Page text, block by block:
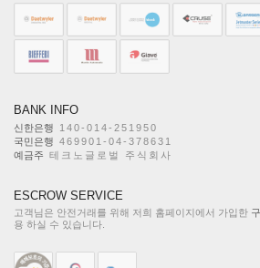
BANK INFO
신한은행
140-014-251950
국민은행 469901-04-378631
예금주 테크노글로벌 주식회사
ESCROW SERVICE
고객님은 안전거래를 위해 저희 홈페이지에서 가입한
용 하실 수 있습니다.